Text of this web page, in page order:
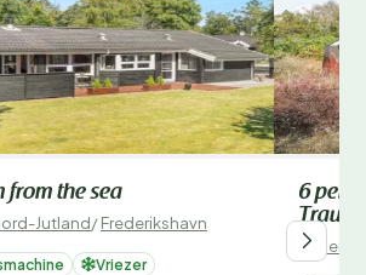
from the sea
Jutland/Frederikshavn
Vriezer
6
Traum